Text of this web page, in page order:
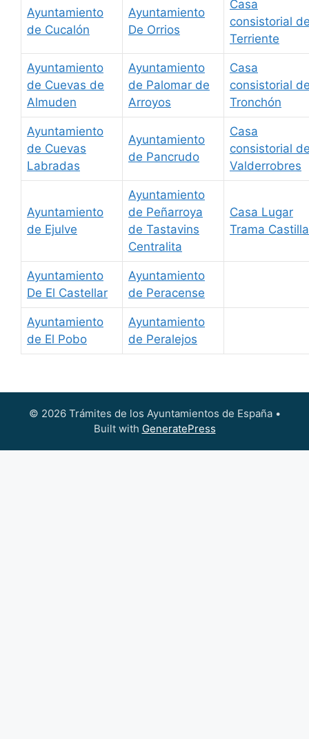
Ayuntamiento
de Cucalón
Ayuntamiento
De Orrios
Casa
consistorial
Terriente
Ayuntamiento
de Cuevas de
Almuden
Ayuntamiento
de Palomar de
Arroyos
Casa
consistorial
Tronchón
Ayuntamiento
de Cuevas
Labradas
Ayuntamiento
de Pancrudo
Casa
consistorial
Valderrobres
Ayuntamiento
de Ejulve
Ayuntamiento
de Peñarroya
de Tastavins
Centralita
Casa Lugar
Trama Castilla
Ayuntamiento
De El Castellar
Ayuntamiento
de Peracense
Ayuntamiento
de El Pobo
Ayuntamiento
de Peralejos
© 2026 Trámites de los Ayuntamientos de España•
Built with GeneratePress